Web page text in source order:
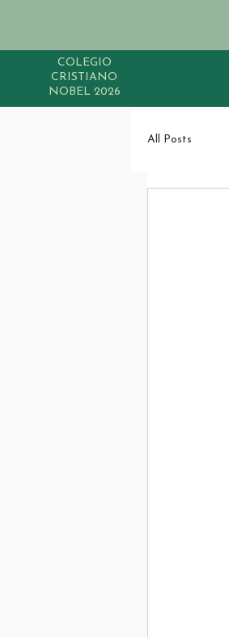
COLEGIO
CRISTIANO
NOBEL 2026
All Posts